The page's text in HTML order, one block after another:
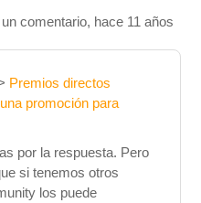
comentario, hace 11 años
Premios directos
promoción para
por la respuesta. Pero
si tenemos otros
los puede